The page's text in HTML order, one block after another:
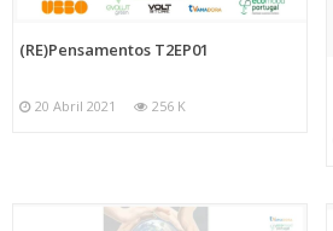
(RE)Pensamentos T2EP01
20 Abril 2021 256 K